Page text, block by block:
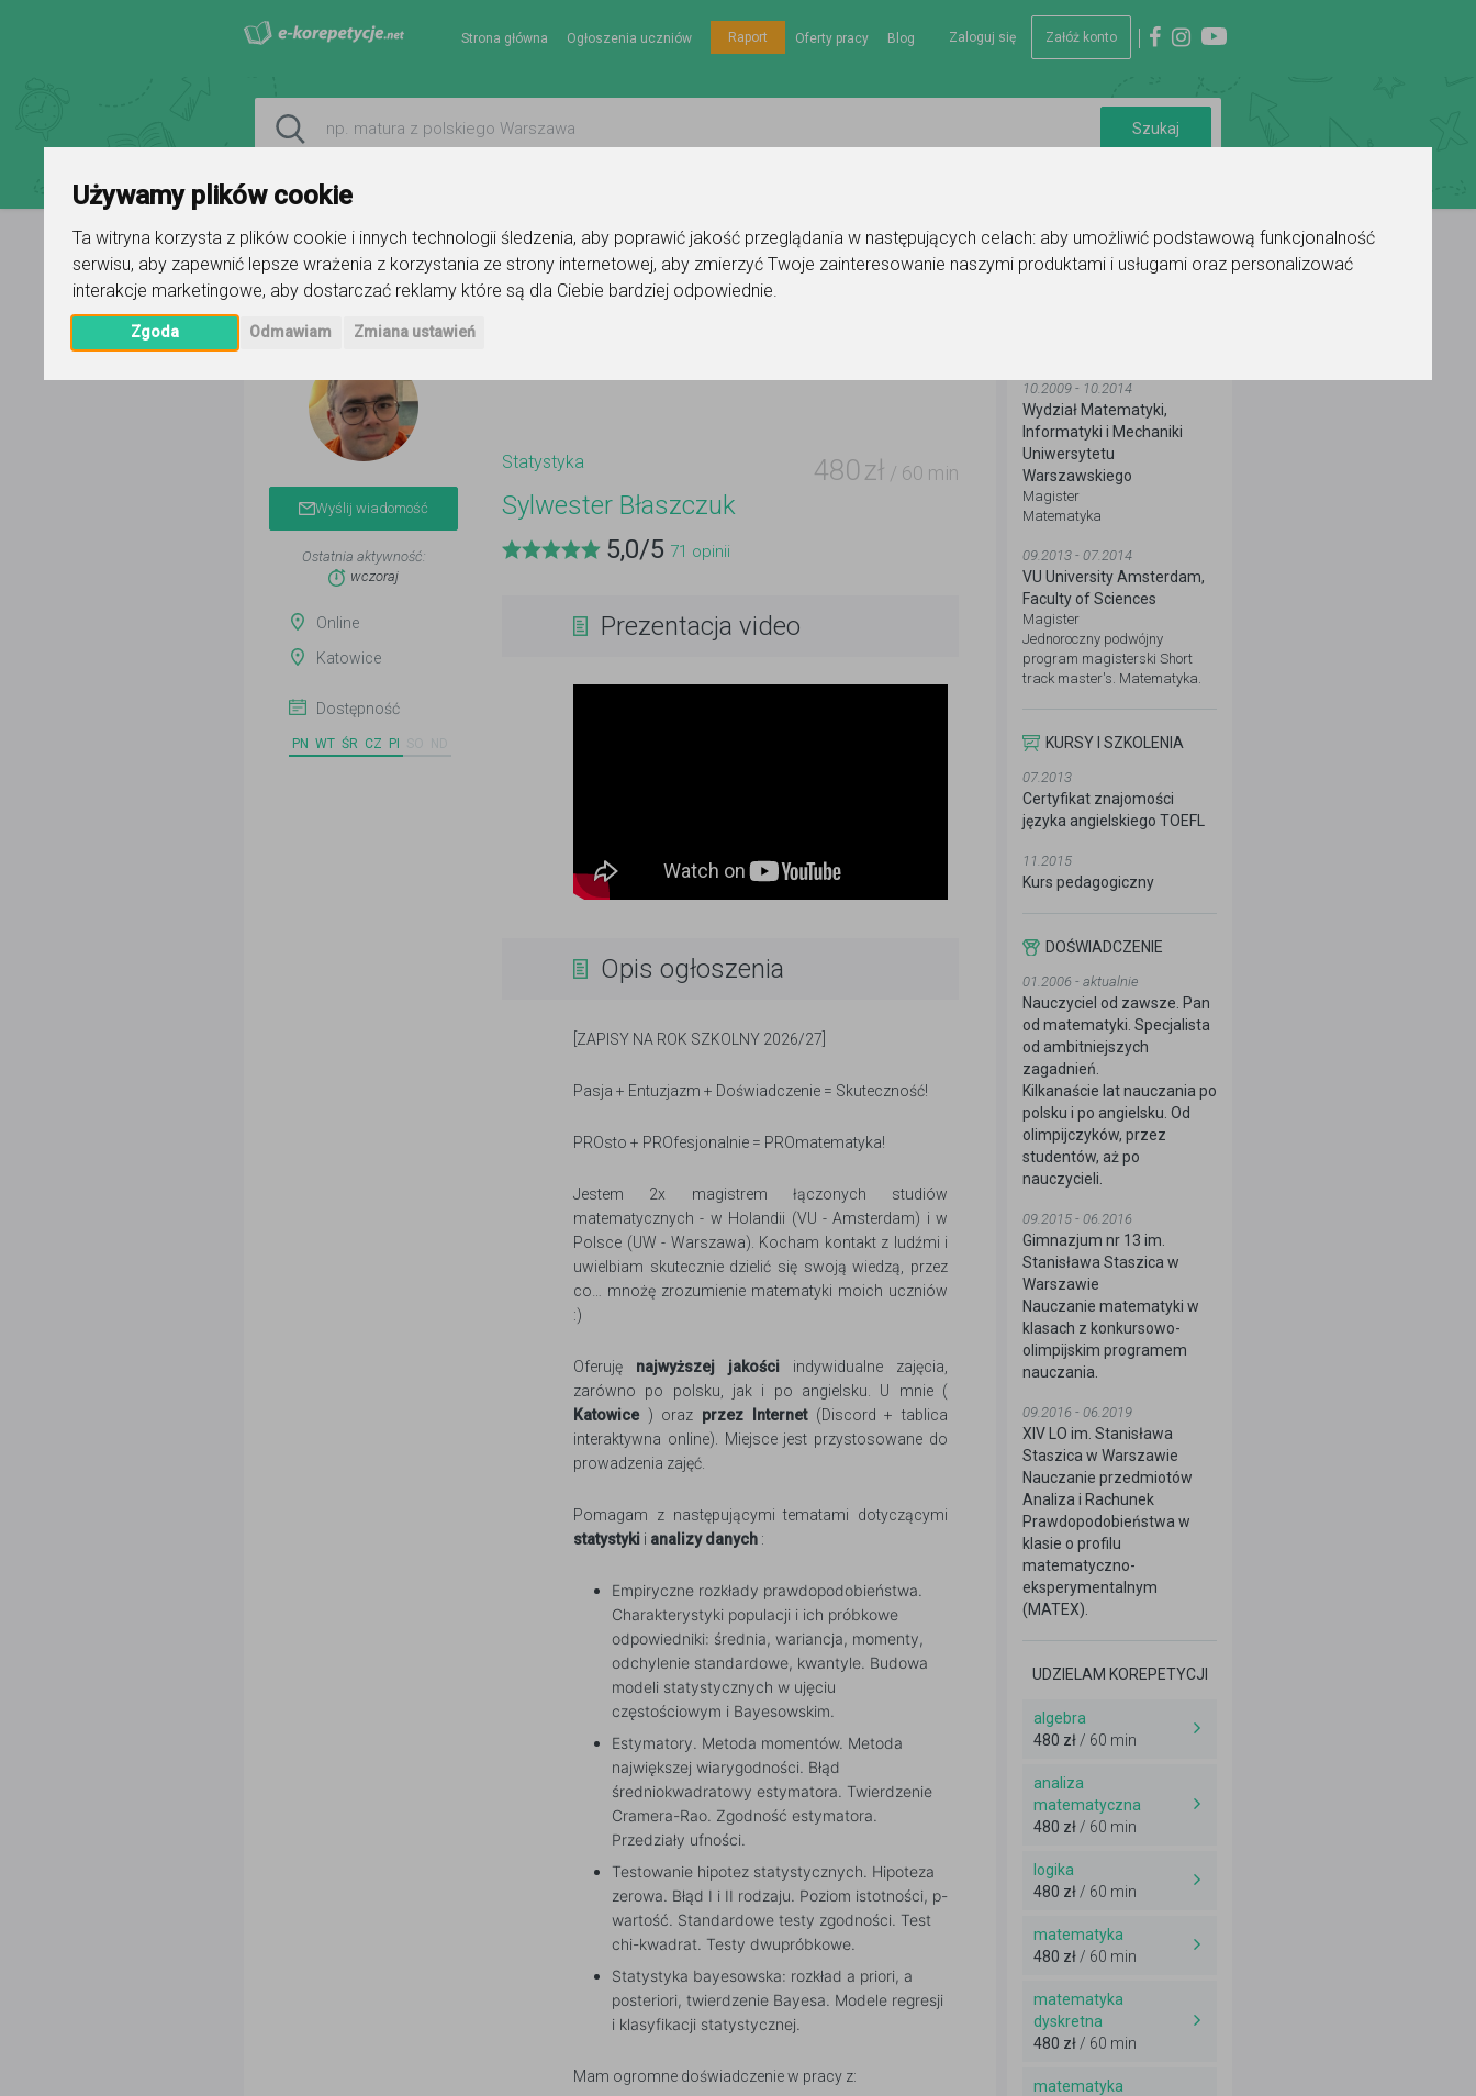
Używamy plików cookie
Ta witryna korzysta z plików cookie i innych technologii śledzenia, aby poprawić jakość przeglądania w następujących celach: aby umożliwić podstawową funkcjonalność
serwisu, aby zapewnić lepsze wrażenia z korzystania ze strony internetowej, aby zmierzyć Twoje zainteresowanie naszymi produktami i usługami oraz personalizować
interakcje marketingowe, aby dostarczać reklamy które są dla Ciebie bardziej odpowiednie.
Zgoda Odmawiam Zmiana ustawień
Zaloguj się Załóż konto
Strona główna Ogłoszenia uczniów Raport Oferty pracy Blog
Strona główna Sylwester Błaszczuk Ogłoszenie korepetytora - statystyka
Wyślij wiadomość
Ostatnia aktywność:
wczoraj
Online
Katowice
Dostępność
PN WT ŚR CZ PI
Statystyka 480 zł / 60 min
Sylwester Błaszczuk
5,0/5 71 opinii
Prezentacja video
Opis ogłoszenia
[ZAPISY NA ROK SZKOLNY 2026/27]
Pasja + Entuzjazm + Doświadczenie = Skuteczność!
PROsto + PROfesjonalnie = PROmatematyka!
Jestem 2x magistrem łączonych studiów
matematycznych - w Holandii (VU - Amsterdam) i w
Polsce (UW - Warszawa). Kocham kontakt z ludźmi i
uwielbiam skutecznie dzielić się swoją wiedzą, przez
co… mnożę zrozumienie matematyki moich uczniów
:)
Oferuję najwyższej jakości indywidualne zajęcia,
zarówno po polsku, jak i po angielsku. U mnie (
Katowice) oraz przez Internet(Discord + tablica
interaktywna online). Miejsce jest przystosowane do
prowadzenia zajęć.
Pomagam z następującymi tematami dotyczącymi
statystyki i analizy danych :
Empiryczne rozkłady prawdopodobieństwa.
Charakterystyki populacji i ich próbkowe
odpowiedniki: średnia, wariancja, momenty,
odchylenie standardowe, kwantyle. Budowa
modeli statystycznych w ujęciu
częstościowym i Bayesowskim.
Estymatory. Metoda momentów. Metoda
największej wiarygodności. Błąd
średniokwadratowy estymatora. Twierdzenie
Cramera-Rao. Zgodność estymatora.
Przedziały ufności.
Testowanie hipotez statystycznych. Hipoteza
zerowa. Błąd I i II rodzaju. Poziom istotności, p-
wartość. Standardowe testy zgodności. Test
chi-kwadrat. Testy dwupróbkowe.
Statystyka bayesowska: rozkład a priori, a
posteriori, twierdzenie Bayesa. Modele regresji
i klasyfikacji statystycznej.
Mam ogromne doświadczenie w pracy z:
10.2009 - 10.2014
Wydział Matematyki,
Informatyki i Mechaniki
Uniwersytetu
Warszawskiego
Magister
Matematyka
09.2013 - 07.2014
VU University Amsterdam,
Faculty of Sciences
Magister
Jednoroczny podwójny
program magisterski Short
track master's. Matematyka.
KURSY I SZKOLENIA
07.2013
Certyfikat znajomości
języka angielskiego TOEFL
11.2015
Kurs pedagogiczny
DOŚWIADCZENIE
01.2006 - aktualnie
Nauczyciel od zawsze. Pan
od matematyki. Specjalista
od ambitniejszych
zagadnień.
Kilkanaście lat nauczania po
polsku i po angielsku. Od
olimpijczyków, przez
studentów, aż po
nauczycieli.
09.2015 - 06.2016
Gimnazjum nr 13 im.
Stanisława Staszica w
Warszawie
Nauczanie matematyki w
klasach z konkursowo-
olimpijskim programem
nauczania.
09.2016 - 06.2019
XIV LO im. Stanisława
Staszica w Warszawie
Nauczanie przedmiotów
Analiza i Rachunek
Prawdopodobieństwa w
klasie o profilu
matematyczno-
eksperymentalnym
(MATEX).
UDZIELAM KOREPETYCJI
algebra
480 zł / 60 min
analiza
matematyczna
480 zł / 60 min
logika
480 zł / 60 min
matematyka
480 zł / 60 min
matematyka
dyskretna
480 zł / 60 min
matematyka